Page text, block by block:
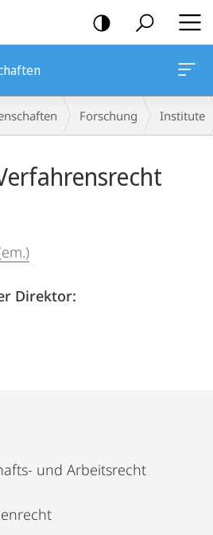
Forschung Institute
Direktor:
und Arbeitsrecht